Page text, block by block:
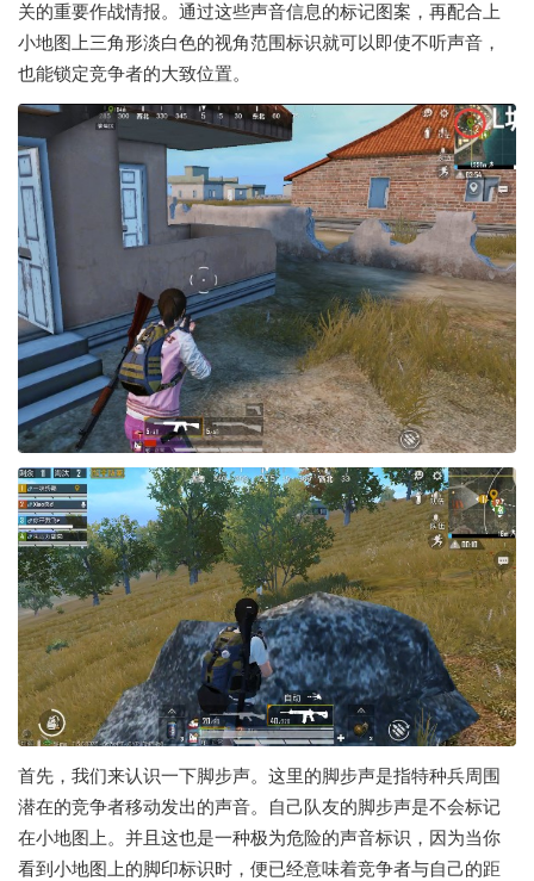
关的重要作战情报。通过这些声音信息的标记图案，再配合上
小地图上三角形淡白色的视角范围标识就可以即使不听声音，
也能锁定竞争者的大致位置。
首先，我们来认识一下脚步声。这里的脚步声是指特种兵周围
潜在的竞争者移动发出的声音。自己队友的脚步声是不会标记
在小地图上。并且这也是一种极为危险的声音标识，因为当你
看到小地图上的脚印标识时，便已经意味着竞争者与自己的距